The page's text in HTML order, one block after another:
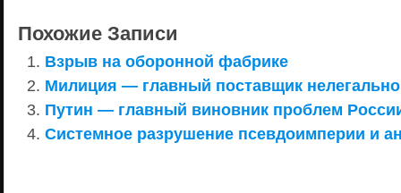
Похожие Записи
Взрыв на оборонной фабрике
Милиция — главный поставщик
Путин — главный виновник проблем
Системное разрушение псевдоимперии и